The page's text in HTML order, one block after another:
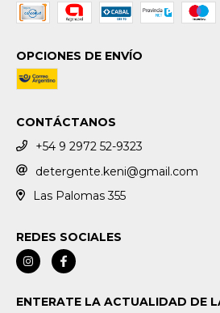
OPCIONES DE ENVÍO
CONTÁCTANOS
+54 9 2972 52-9323
detergente.keni@gmail.com
Las Palomas 355
REDES SOCIALES
ENTERATE LA ACTUALIDAD DE